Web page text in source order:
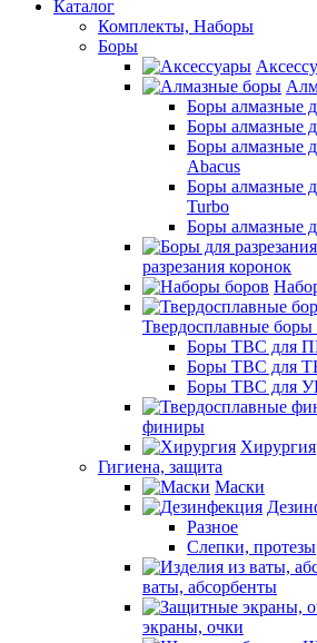
Каталог
Комплекты, Наборы
Боры
Боры алмазные
Боры алмазные
Боры алмазные
Abacus
Боры алмазные
Turbo
Боры алмазные
разрезания коронок
Твердосплавные
Боры ТВС для
Боры ТВС для
Боры ТВС для
финиры
Хирургия
Гигиена, защита
Маски
Разное
Слепки, протезы
ваты, абсорбенты
экраны, очки